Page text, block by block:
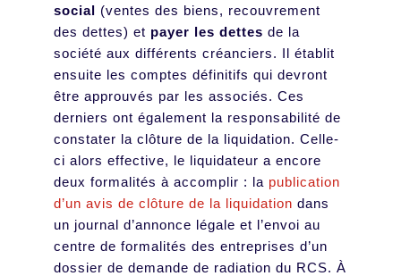
social (ventes des biens, recouvrement
des dettes) et payer les dettes de la
société aux différents créanciers. Il établit
ensuite les comptes définitifs qui devront
être approuvés par les associés. Ces
derniers ont également la responsabilité de
constater la clôture de la liquidation. Celle-
ci alors effective, le liquidateur a encore
deux formalités à accomplir : la publication
d’un avis de clôture de la liquidation dans
un journal d’annonce légale et l’envoi au
centre de formalités des entreprises d’un
dossier de demande de radiation du RCS. À